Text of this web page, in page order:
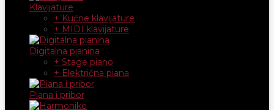
Klavijature
+ Kućne klavijature
+ MIDI klavijature
Digitalna pianina
+ Stage piano
+ Električna piana
Piana i pribor